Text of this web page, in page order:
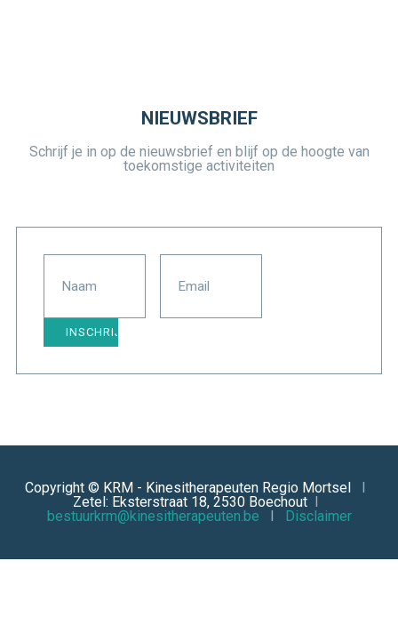
NIEUWSBRIEF
Schrijf je in op de nieuwsbrief en blijf op de hoogte van
toekomstige activiteiten
Copyright © KRM - Kinesitherapeuten Regio Mortsel I
Zetel: Eksterstraat 18, 2530 BoechoutI
bestuurkrm@kinesitherapeuten.be I Disclaimer